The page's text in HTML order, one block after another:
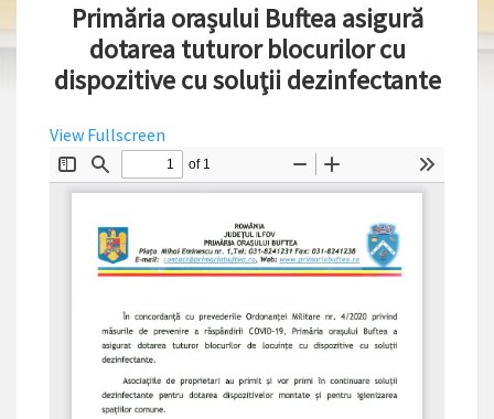
Primăria orașului Buftea asigură
dotarea tuturor blocurilor cu
dispozitive cu soluţii dezinfectante
View Fullscreen